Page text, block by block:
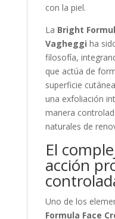
con la piel.
La Bright
Vagheggi ha
filosofía,
que actúa de
superficie
una exfoliación
manera
naturales de
El
acción
Uno de los
Formula Face